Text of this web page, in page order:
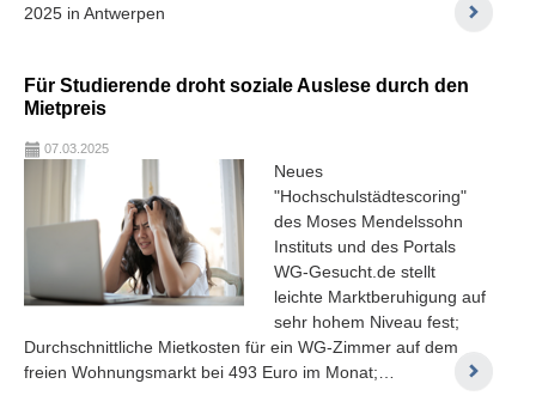
2025 in Antwerpen
Für Studierende droht soziale Auslese durch den
Mietpreis
07.03.2025
Neues
"Hochschulstädtescoring"
des Moses Mendelssohn
Instituts und des Portals
WG-Gesucht.de stellt
leichte Marktberuhigung auf
sehr hohem Niveau fest;
Durchschnittliche Mietkosten für ein WG-Zimmer auf dem
freien Wohnungsmarkt bei 493 Euro im Monat;…